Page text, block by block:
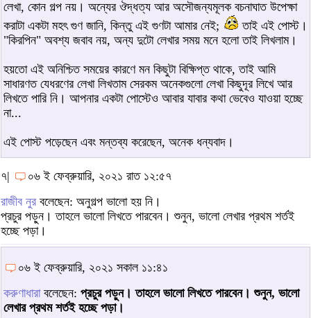
লেখা, কোন গল্প নয়। অন্যের ঔদ্ধত্য আর অসৌজন্যমূলক বচনাঘাত উপেক্ষা
করাটা একটা মহৎ গুণ জানি, কিন্তু এই গুণটা আমার নেই;
তাই এই পোস্ট।
"কিরপিন" অবশ্য জবাব নয়, অন্য দুটো লেখার সময় মনে হলো তাই লিখলাম।
হয়তো এই অনিশ্চিত সময়ের কারণে মন কিছুটা বিক্ষিপ্ত থাকে, তাই আমি
সাধারণত যেধরণের লেখা লিখতাম সেরকম অনেকগুলো লেখা কিছুদূর লিখে আর
লিখতে পারি নি। আপনার একটা পোস্টেও আবার যাবার কথা ভেবেও যাওয়া হচ্ছে
না...
এই পোস্ট পড়েছেন এবং মন্তব্য করেছেন, অনেক ধন্যবাদ।
৭|
০৬ ই ফেব্রুয়ারি, ২০২১ রাত ১২:৫৭
রাজীব নুর বলেছেন: অনুগল্প ভালো হয় নি।
প্রচুর পড়ুন। তাহলে ভালো লিখতে পারবেন। শুনুন, ভালো লেখার প্রথম শর্তই
হচ্ছে পড়া।
০৬ ই ফেব্রুয়ারি, ২০২১ সকাল ১১:৪১
করুণাধারাবলেছেন: প্রচুর পড়ুন। তাহলে ভালো লিখতে পারবেন। শুনুন, ভালো
লেখার প্রথম শর্তই হচ্ছে পড়া।